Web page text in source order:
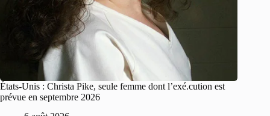
États-Unis : Christa Pike, seule femme dont l’exé.cution est
prévue en septembre 2026